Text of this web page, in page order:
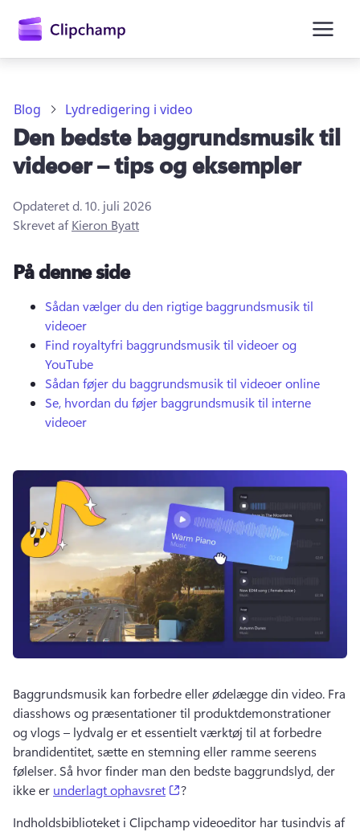
Prøv det gratis
Blog Lydredigering i video
Den bedste baggrundsmusik til
videoer – tips og eksempler
Opdateret d.10. juli 2026
Skrevet afKieron Byatt
På denne side
Sådan vælger du den rigtige baggrundsmusik til
videoer
Find royaltyfri baggrundsmusik til videoer og
YouTube
Sådan føjer du baggrundsmusik til videoer online
Se, hvordan du føjer baggrundsmusik til interne
videoer
Baggrundsmusik kan forbedre eller ødelægge din video. Fra
diasshows og præsentationer til produktdemonstrationer
og vlogs – lydvalg er et essentielt værktøj til at forbedre
brandidentitet, sætte en stemning eller ramme seerens
følelser. Så hvor finder man den bedste baggrundslyd, der
ikke er underlagt ophavsret (opens in a new tab)
?
Indholdsbiblioteket i Clipchamp videoeditor har tusindvis af